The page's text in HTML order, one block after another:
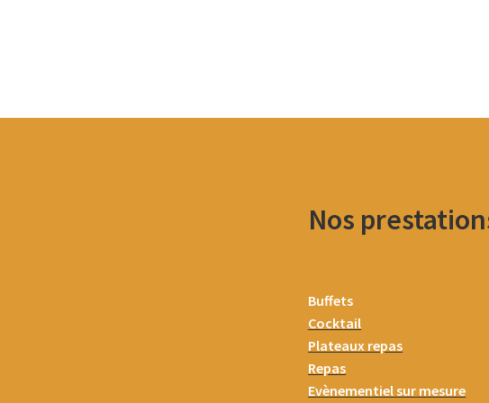
Nos
Buffets
Cocktail
Plateaux repas
Repas
Evènementiel sur mesure